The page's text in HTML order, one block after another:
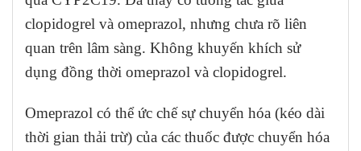
clopidogrel và omeprazol, nhưng chưa rõ liên
quan trên lâm sàng. Không khuyến khích sử
dụng đồng thời omeprazol và clopidogrel.
Omeprazol có thể ức chế sự chuyển hóa (kéo dài
thời gian thải trừ) của các thuốc được chuyển hóa